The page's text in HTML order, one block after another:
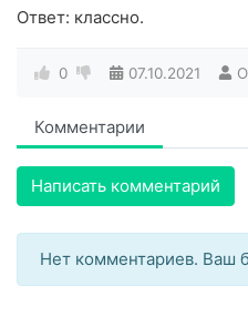
Ответ: классно.
0 07.10.2021
Комментарии
Написать комментарий
Нет комментариев. Ваш